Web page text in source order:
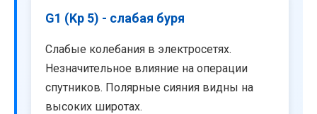
G1 (Kp 5) - слабая буря
Слабые колебания в электросетях.
Незначительное влияние на операции
спутников. Полярные сияния видны на
высоких широтах.